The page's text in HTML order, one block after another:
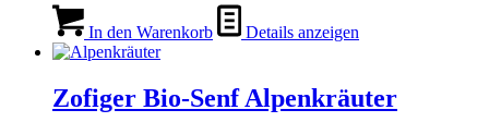
In den Warenkorb Details anzeigen
Zofiger Bio-Senf Alpenkräuter